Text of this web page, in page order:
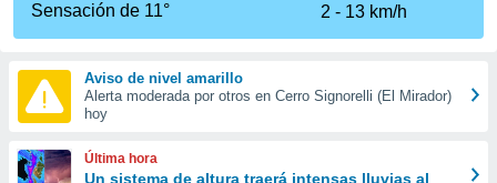
forma
digital
basada
Sensación de 11°
2
13 km/h
Aviso de nivel amarillo
Alerta moderada por otros en Cerro Signorelli (El Mirador)
hoy
Última hora
Un sistema de altura traerá intensas lluvias al